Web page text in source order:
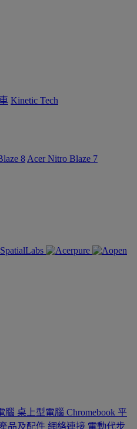
Kinetic Tech
8 Acer Nitro Blaze 7
腦 桌上型電腦 Chromebook 平
品及配件 網絡連接 電動代步